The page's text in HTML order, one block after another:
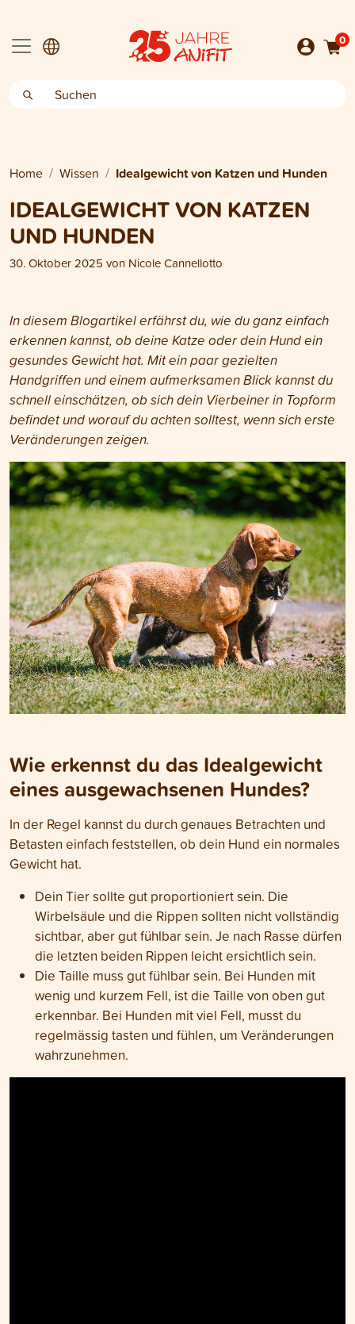
0
Home Wissen Idealgewicht von Katzen und Hunden
IDEALGEWICHT VON KATZEN
UND HUNDEN
30. Oktober 2025 von Nicole Cannellotto
In diesem Blogartikel erfährst du, wie du ganz einfach
erkennen kannst, ob deine Katze oder dein Hund ein
gesundes Gewicht hat. Mit ein paar gezielten
Handgriffen und einem aufmerksamen Blick kannst du
schnell einschätzen, ob sich dein Vierbeiner in Topform
befindet und worauf du achten solltest, wenn sich erste
Veränderungen zeigen.
Wie erkennst du das Idealgewicht
eines ausgewachsenen Hundes?
In der Regel kannst du durch genaues Betrachten und
Betasten einfach feststellen, ob dein Hund ein normales
Gewicht hat.
Dein Tier sollte gut proportioniert sein. Die
Wirbelsäule und die Rippen sollten nicht vollständig
sichtbar, aber gut fühlbar sein. Je nach Rasse dürfen
die letzten beiden Rippen leicht ersichtlich sein.
Die Taille muss gut fühlbar sein. Bei Hunden mit
wenig und kurzem Fell, ist die Taille von oben gut
erkennbar. Bei Hunden mit viel Fell, musst du
regelmässig tasten und fühlen, um Veränderungen
wahrzunehmen.